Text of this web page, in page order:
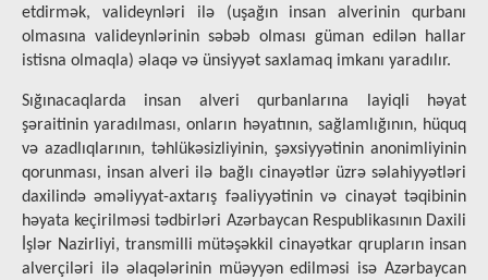
etdirmək, valideynləri ilə (uşağın insan alverinin qurbanı
olmasına valideynlərinin səbəb olması güman edilən hallar
istisna olmaqla) əlaqə və ünsiyyət saxlamaq imkanı yaradılır.
Sığınacaqlarda insan alveri qurbanlarına layiqli həyat
şəraitinin yaradılması, onların həyatının, sağlamlığının, hüquq
və azadlıqlarının, təhlükəsizliyinin, şəxsiyyətinin anonimliyinin
qorunması, insan alveri ilə bağlı cinayətlər üzrə səlahiyyətləri
daxilində əməliyyat-axtarış fəaliyyətinin və cinayət təqibinin
həyata keçirilməsi tədbirləri Azərbaycan Respublikasının Daxili
İşlər Nazirliyi, transmilli mütəşəkkil cinayətkar qrupların insan
alverçiləri ilə əlaqələrinin müəyyən edilməsi isə Azərbaycan